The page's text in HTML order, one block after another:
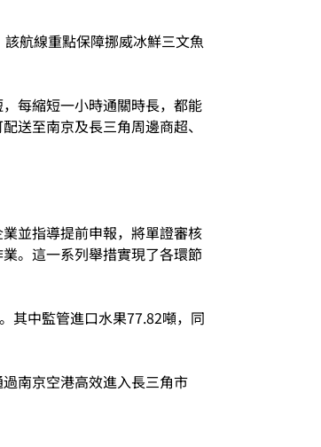
航線重點保障挪威冰鮮三文魚
每縮短一小時通關時長，都能
送至南京及長三角周邊商超、
並指導提前申報，將單證審核
。這一系列舉措實現了各環節
其中監管進口水果77.82噸，同
南京空港高效進入長三角市